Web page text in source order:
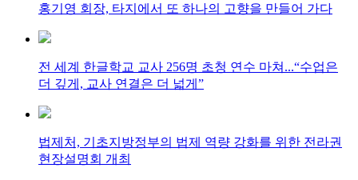
홍기영 회장, 타지에서 또 하나의 고향을 만들어 가다
전 세계 한글학교 교사 256명 초청 연수 마쳐...“수업은
더 깊게, 교사 연결은 더 넓게”
법제처, 기초지방정부의 법제 역량 강화를 위한 전라권
현장설명회 개최